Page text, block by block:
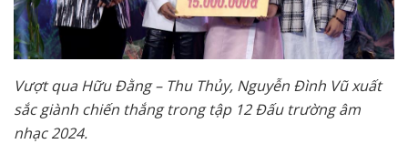
Vượt qua Hữu Đằng – Thu Thủy, Nguyễn Đình Vũ xuất
sắc giành chiến thắng trong tập 12 Đấu trường âm
nhạc 2024.